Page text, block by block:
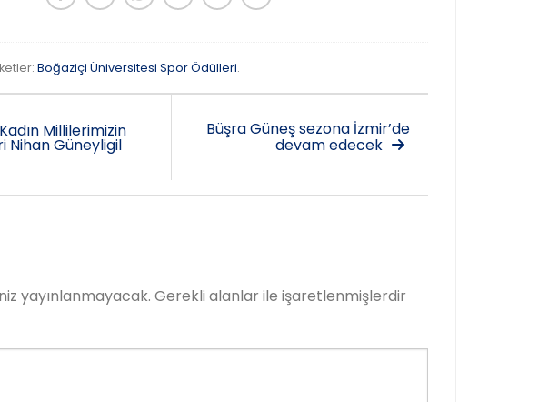
Boğaziçi Üniversitesi Spor Ödülleri.
Millilerimizin
Nihan Güneyligil
Büşra Güneş sezona İzmir’de
devam edecek
yayınlanmayacak. Gerekli alanlar ile işaretlenmişlerdir